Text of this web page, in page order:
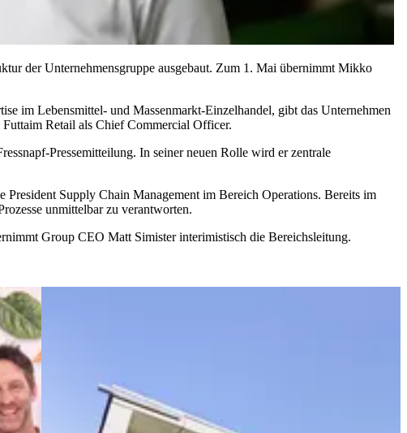
der Unternehmensgruppe ausgebaut. Zum 1. Mai übernimmt Mikko
im Lebensmittel- und Massenmarkt-Einzelhandel, gibt das Unternehmen
Retail als Chief Commercial Officer.
Pressemitteilung. In seiner neuen Rolle wird er zentrale
Supply Chain Management im Bereich Operations. Bereits im
unmittelbar zu verantworten.
Group CEO Matt Simister interimistisch die Bereichsleitung.